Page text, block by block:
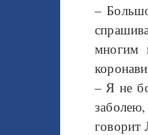
–
многим
– Я не
говорит